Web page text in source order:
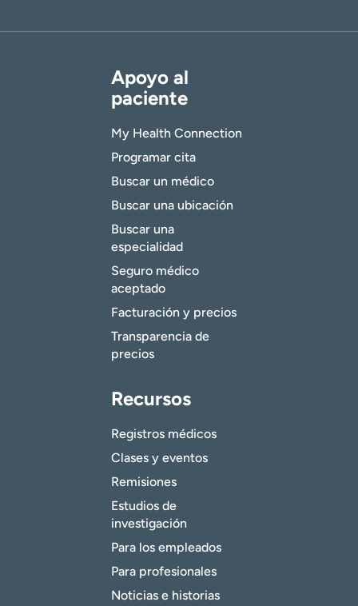
Apoyo al
paciente
My Health Connection
Programar cita
Buscar un médico
Buscar una ubicación
Buscar una
especialidad
Seguro médico
aceptado
Facturación y precios
Transparencia de
precios
Recursos
Registros médicos
Clases y eventos
Remisiones
Estudios de
investigación
Para los empleados
Para profesionales
Noticias e historias